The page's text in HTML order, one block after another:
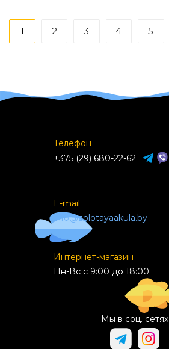
1 2 3 4 5
Телефон
+375 (29) 680-22-62
E-mail
info@zolotayaakula.by
Интернет-магазин
Пн-Вс с 9:00 до 18:00
Мы в соц. сетях